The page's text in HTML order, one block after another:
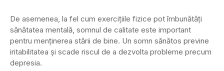
De asemenea, la fel cum exercițiile fizice pot îmbunătăți
sănătatea mentală, somnul de calitate este important
pentru menținerea stării de bine. Un somn sănătos previne
iritabilitatea și scade riscul de a dezvolta probleme precum
depresia.